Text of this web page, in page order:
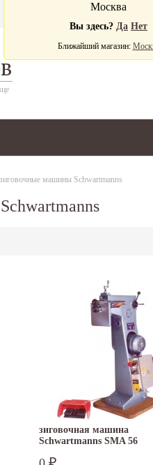
Москва
Вы здесь? Да Нет
Ближайший магазин:
зиговочные машины Schwartmanns
зиговочная машина
Schwartmanns SMA 56
₽